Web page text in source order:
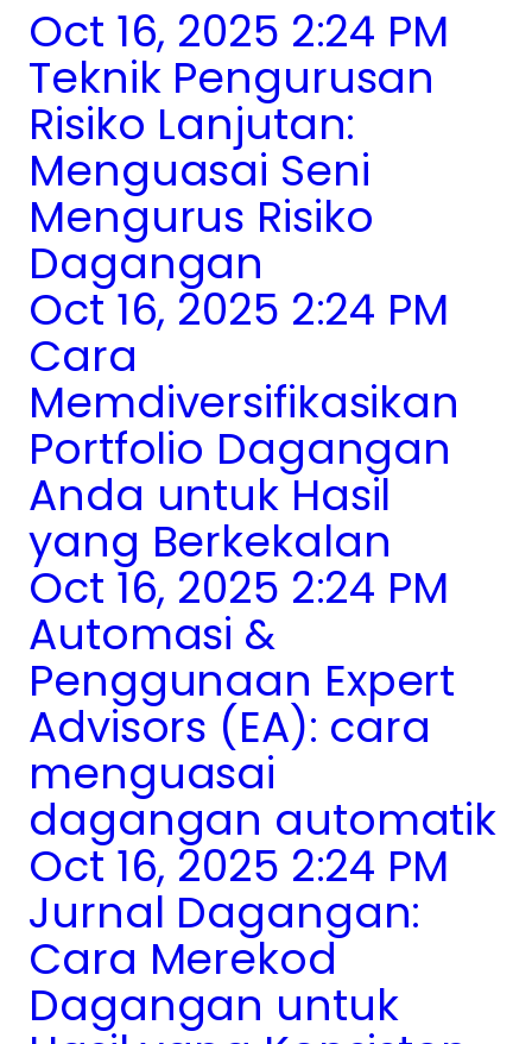
Oct 16, 2025 2:24 PM
Teknik Pengurusan
Risiko Lanjutan:
Menguasai Seni
Mengurus Risiko
Dagangan
Oct 16, 2025 2:24 PM
Cara
Memdiversifikasikan
Portfolio Dagangan
Anda untuk Hasil
yang Berkekalan
Oct 16, 2025 2:24 PM
Automasi &
Penggunaan Expert
Advisors (EA): cara
menguasai
dagangan automatik
Oct 16, 2025 2:24 PM
Jurnal Dagangan:
Cara Merekod
Dagangan untuk